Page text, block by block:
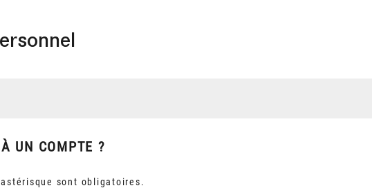
UN COMPTE ?
sont obligatoires.